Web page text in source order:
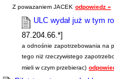
Z powazaniem JACEK odpowiedz »
ULC wydał już w tym
87.204.66.*]
a odnośnie zapotrzebowania na
tego niż rzeczywistego
mieli w czym przebierac)